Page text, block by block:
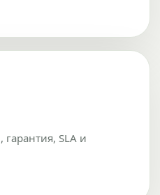
гарантия, SLA и